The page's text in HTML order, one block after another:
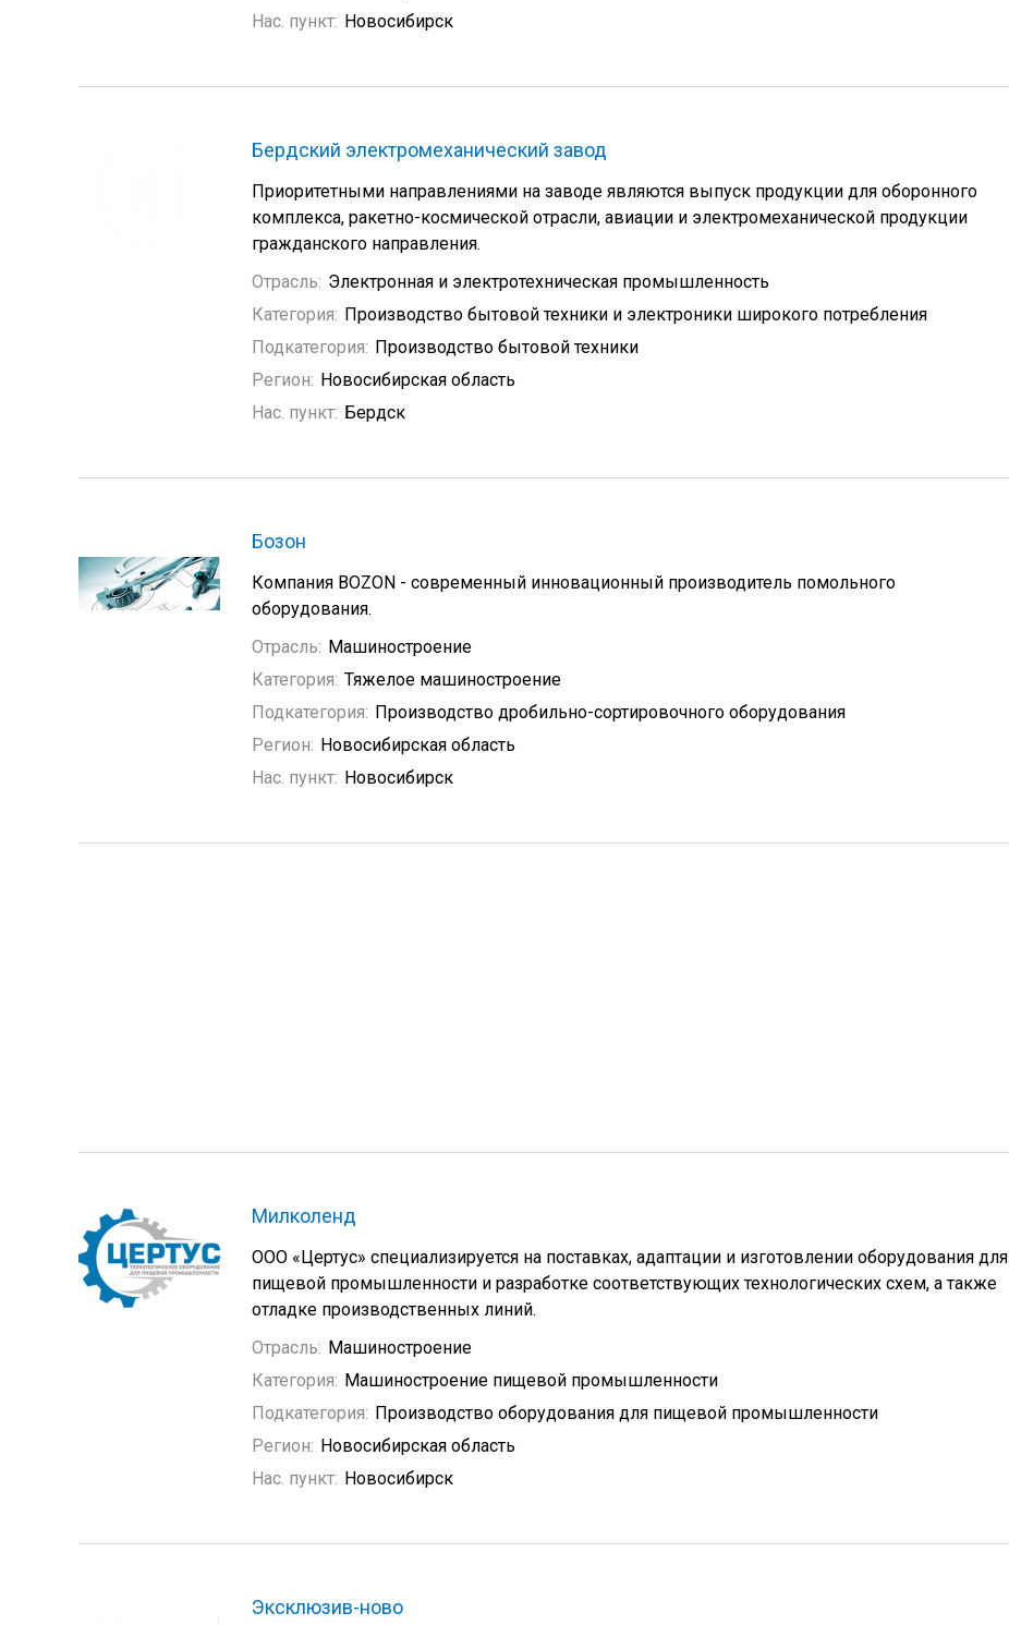
Нас. пункт: Новосибирск
Бердский электромеханический завод
Приоритетными направлениями на заводе являются выпуск продукции для оборонного
комплекса, ракетно-космической отрасли, авиации и электромеханической продукции
гражданского направления.
Отрасль: Электронная и электротехническая промышленность
Категория: Производство бытовой техники и электроники широкого потребления
Подкатегория: Производство бытовой техники
Регион: Новосибирская область
Нас. пункт: Бердск
Бозон
Компания BOZON - современный инновационный производитель помольного
оборудования.
Отрасль: Машиностроение
Категория: Тяжелое машиностроение
Подкатегория: Производство дробильно-сортировочного оборудования
Регион: Новосибирская область
Нас. пункт: Новосибирск
Милколенд
ООО «Цертус» специализируется на поставках, адаптации и изготовлении оборудования для
пищевой промышленности и разработке соответствующих технологических схем, а также
отладке производственных линий.
Отрасль: Машиностроение
Категория: Машиностроение пищевой промышленности
Подкатегория: Производство оборудования для пищевой промышленности
Регион: Новосибирская область
Нас. пункт: Новосибирск
Эксклюзив-ново